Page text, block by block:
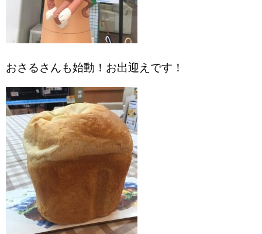
おさるさんも始動！お出迎えです！